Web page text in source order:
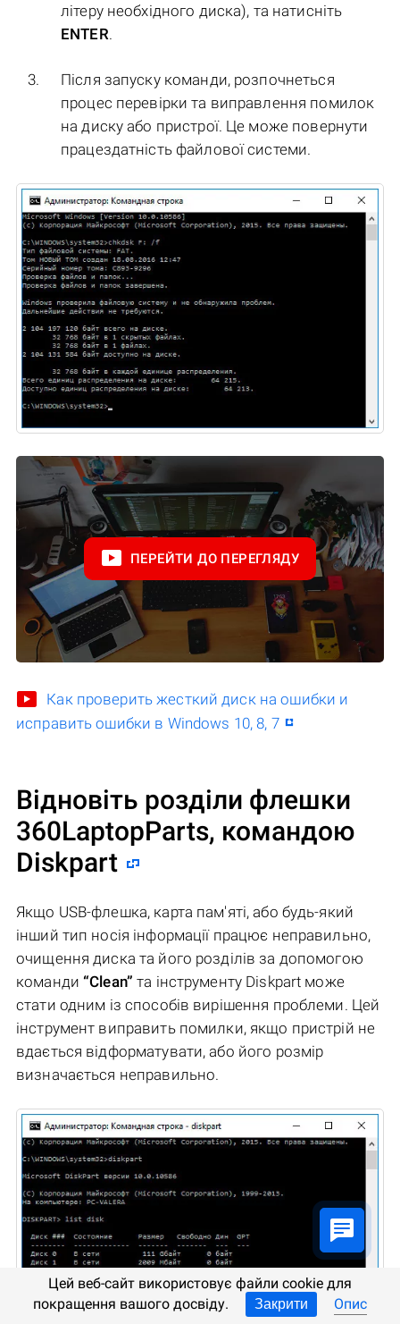
літеру необхідного диска), та натисніть
ENTER.
Після запуску команди, розпочнеться
процес перевірки та виправлення помилок
на диску або пристрої. Це може повернути
працездатність файлової системи.
ПЕРЕЙТИ ДО ПЕРЕГЛЯДУ
Как проверить жесткий диск на ошибки и
исправить ошибки в Windows 10, 8, 7
Відновіть розділи флешки
360LaptopParts, командою
Diskpart
Якщо USB-флешка, карта пам'яті, або будь-який
інший тип носія інформації працює неправильно,
очищення диска та його розділів за допомогою
команди “Clean” та інструменту Diskpart може
стати одним із способів вирішення проблеми. Цей
інструмент виправить помилки, якщо пристрій не
вдається відформатувати, або його розмір
визначається неправильно.
Цей веб-сайт використовує файли cookie для
покращення вашого досвіду.
Закрити Опис